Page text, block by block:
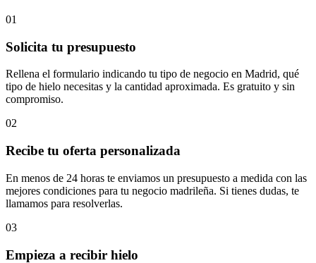
01
Solicita tu presupuesto
Rellena el formulario indicando tu tipo de negocio en Madrid, qué
tipo de hielo necesitas y la cantidad aproximada. Es gratuito y sin
compromiso.
02
Recibe tu oferta personalizada
En menos de 24 horas te enviamos un presupuesto a medida con las
mejores condiciones para tu negocio madrileña. Si tienes dudas, te
llamamos para resolverlas.
03
Empieza a recibir hielo